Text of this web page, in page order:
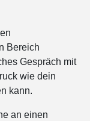
Bereich
Gespräch mit
wie dein
kann.
an einen